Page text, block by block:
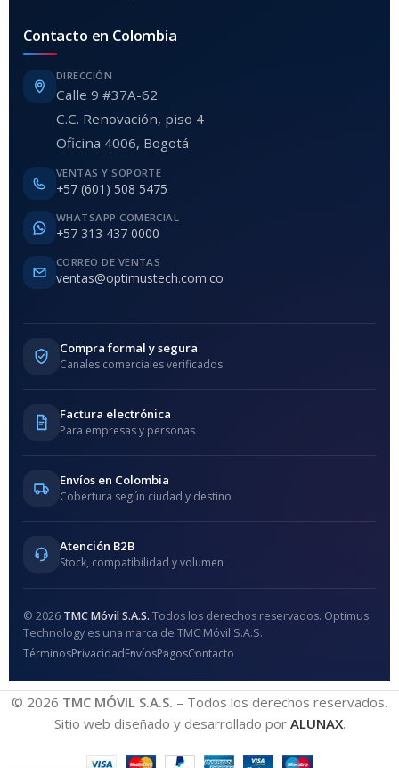
Contacto en Colombia
DIRECCIÓN
Calle 9 #37A-62
C.C. Renovación, piso 4
Oficina 4006, Bogotá
VENTAS Y SOPORTE
+57 (601) 508 5475
WHATSAPP COMERCIAL
+57 313 437 0000
CORREO DE VENTAS
ventas@optimustech.com.co
Compra formal y segura
Canales comerciales verificados
Factura electrónica
Para empresas y personas
Envíos en Colombia
Cobertura según ciudad y destino
Atención B2B
Stock, compatibilidad y volumen
© 2026 TMC Móvil S.A.S. Todos los derechos reservados. Optimus
Technology es una marca de TMC Móvil S.A.S.
TérminosPrivacidadEnvíosPagosContacto
© 2026 TMC MÓVIL S.A.S. – Todos los derechos reservados.
Sitio web diseñado y desarrollado por ALUNAX.